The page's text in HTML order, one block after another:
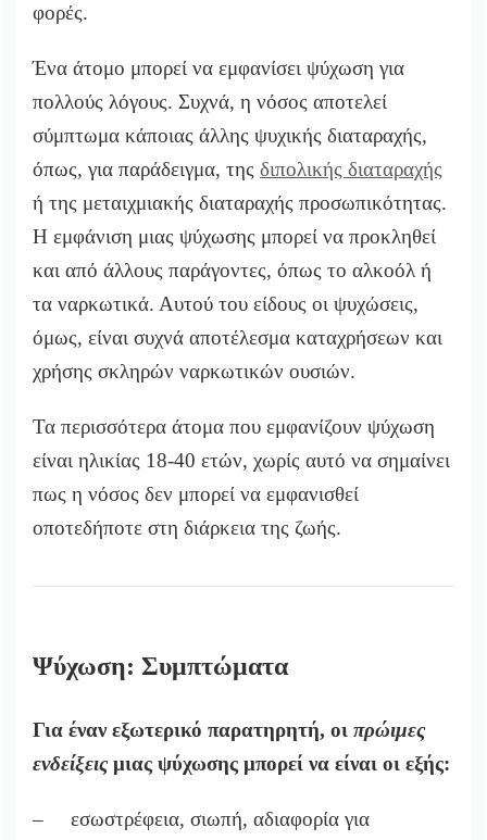
φορές.
Ένα άτομο μπορεί να εμφανίσει ψύχωση για
πολλούς λόγους. Συχνά, η νόσος αποτελεί
σύμπτωμα κάποιας άλλης ψυχικής διαταραχής,
όπως, για παράδειγμα, της διπολικής διαταραχής
ή της μεταιχμιακής διαταραχής προσωπικότητας.
Η εμφάνιση μιας ψύχωσης μπορεί να προκληθεί
και από άλλους παράγοντες, όπως το αλκοόλ ή
τα ναρκωτικά. Αυτού του είδους οι ψυχώσεις,
όμως, είναι συχνά αποτέλεσμα καταχρήσεων και
χρήσης σκληρών ναρκωτικών ουσιών.
Τα περισσότερα άτομα που εμφανίζουν ψύχωση
είναι ηλικίας 18-40 ετών, χωρίς αυτό να σημαίνει
πως η νόσος δεν μπορεί να εμφανισθεί
οποτεδήποτε στη διάρκεια της ζωής.
Ψύχωση: Συμπτώματα
Για έναν εξωτερικό παρατηρητή, οι πρώιμες
ενδείξειςμιας ψύχωσης μπορεί να είναι οι εξής:
– εσωστρέφεια, σιωπή, αδιαφορία για